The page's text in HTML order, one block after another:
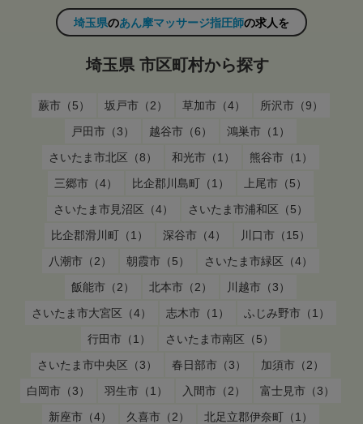
埼玉県のあん摩マッサージ指圧師の求人を
埼玉県 市区町村から探す
蕨市（5） 坂戸市（2） 草加市（4）
所沢市（9）
戸田市（3）
越谷市（6）
鴻巣市（1）
さいたま市北区（8）
和光市（1）
熊谷市（1）
三郷市（4）
比企郡川島町（1）
上尾市（5）
さいたま市見沼区（4）
さいたま市浦和区（5）
比企郡滑川町（1）
深谷市（4）
川口市（15）
八潮市（2）
朝霞市（5）
さいたま市緑区（4）
飯能市（2）
北本市（2）
川越市（3）
さいたま市大宮区（4）
志木市（1）
ふじみ野市（1）
行田市（1）
さいたま市南区（5）
さいたま市中央区（3）
春日部市（3）
加須市（2）
白岡市（3）
羽生市（1） 入間市（2）
富士見市（3）
新座市（4）
久喜市（2）
北足立郡伊奈町（1）